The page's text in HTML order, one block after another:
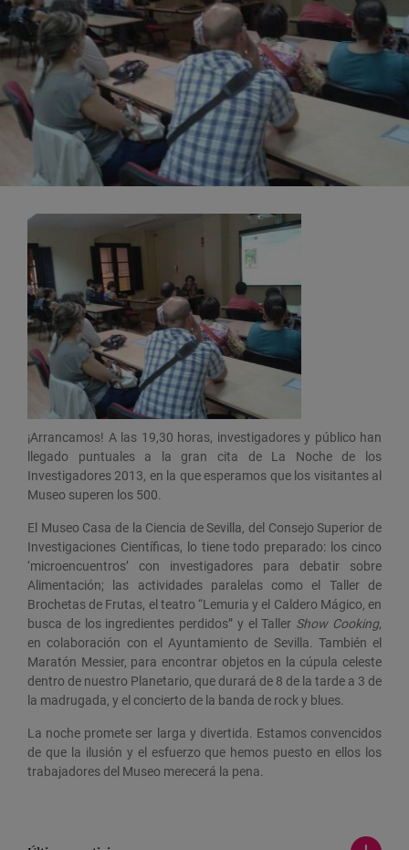
¡Arrancamos! A las 19,30 horas, investigadores y público han
llegado puntuales a la gran cita de La Noche de los
Investigadores 2013, en la que esperamos que los visitantes al
Museo superen los 500.
El Museo Casa de la Ciencia de Sevilla, del Consejo Superior de
Investigaciones Científicas, lo tiene todo preparado: los cinco
‘microencuentros’ con investigadores para debatir sobre
Alimentación; las actividades paralelas como el Taller de
Brochetas de Frutas, el teatro “Lemuria y el Caldero Mágico, en
busca de los ingredientes perdidos” y el Taller Show Cooking,
en colaboración con el Ayuntamiento de Sevilla. También el
Maratón Messier, para encontrar objetos en la cúpula celeste
dentro de nuestro Planetario, que durará de 8 de la tarde a 3 de
la madrugada, y el concierto de la banda de rock y blues.
La noche promete ser larga y divertida. Estamos convencidos
de que la ilusión y el esfuerzo que hemos puesto en ellos los
trabajadores del Museo merecerá la pena.